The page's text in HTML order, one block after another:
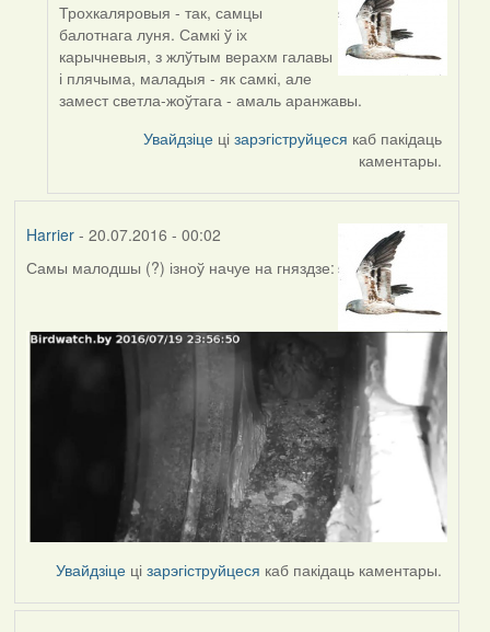
In
reply
to
by
Мікалай
Трохкаляровыя - так, самцы
балотнага луня. Самкі ў іх
карычневыя, з жлўтым верахм галавы
і плячыма, маладыя - як самкі, але
замест светла-жоўтага - амаль аранжавы.
Увайдзіце цізарэгіструйцеся каб пакідаць
каментары.
Harrier- 20.07.2016 - 00:02
Самы малодшы (?) ізноў начуе на гняздзе:
Увайдзіце цізарэгіструйцеся каб пакідаць каментары.